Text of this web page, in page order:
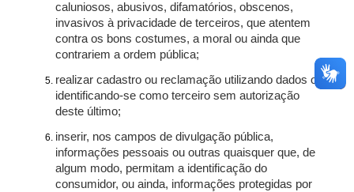
caluniosos, abusivos, difamatórios, obscenos,
invasivos à privacidade de terceiros, que atentem
contra os bons costumes, a moral ou ainda que
contrariem a ordem pública;
realizar cadastro ou reclamação utilizando dados ou
identificando-se como terceiro sem autorização
deste último;
inserir, nos campos de divulgação pública,
informações pessoais ou outras quaisquer que, de
algum modo, permitam a identificação do
consumidor, ou ainda, informações protegidas por